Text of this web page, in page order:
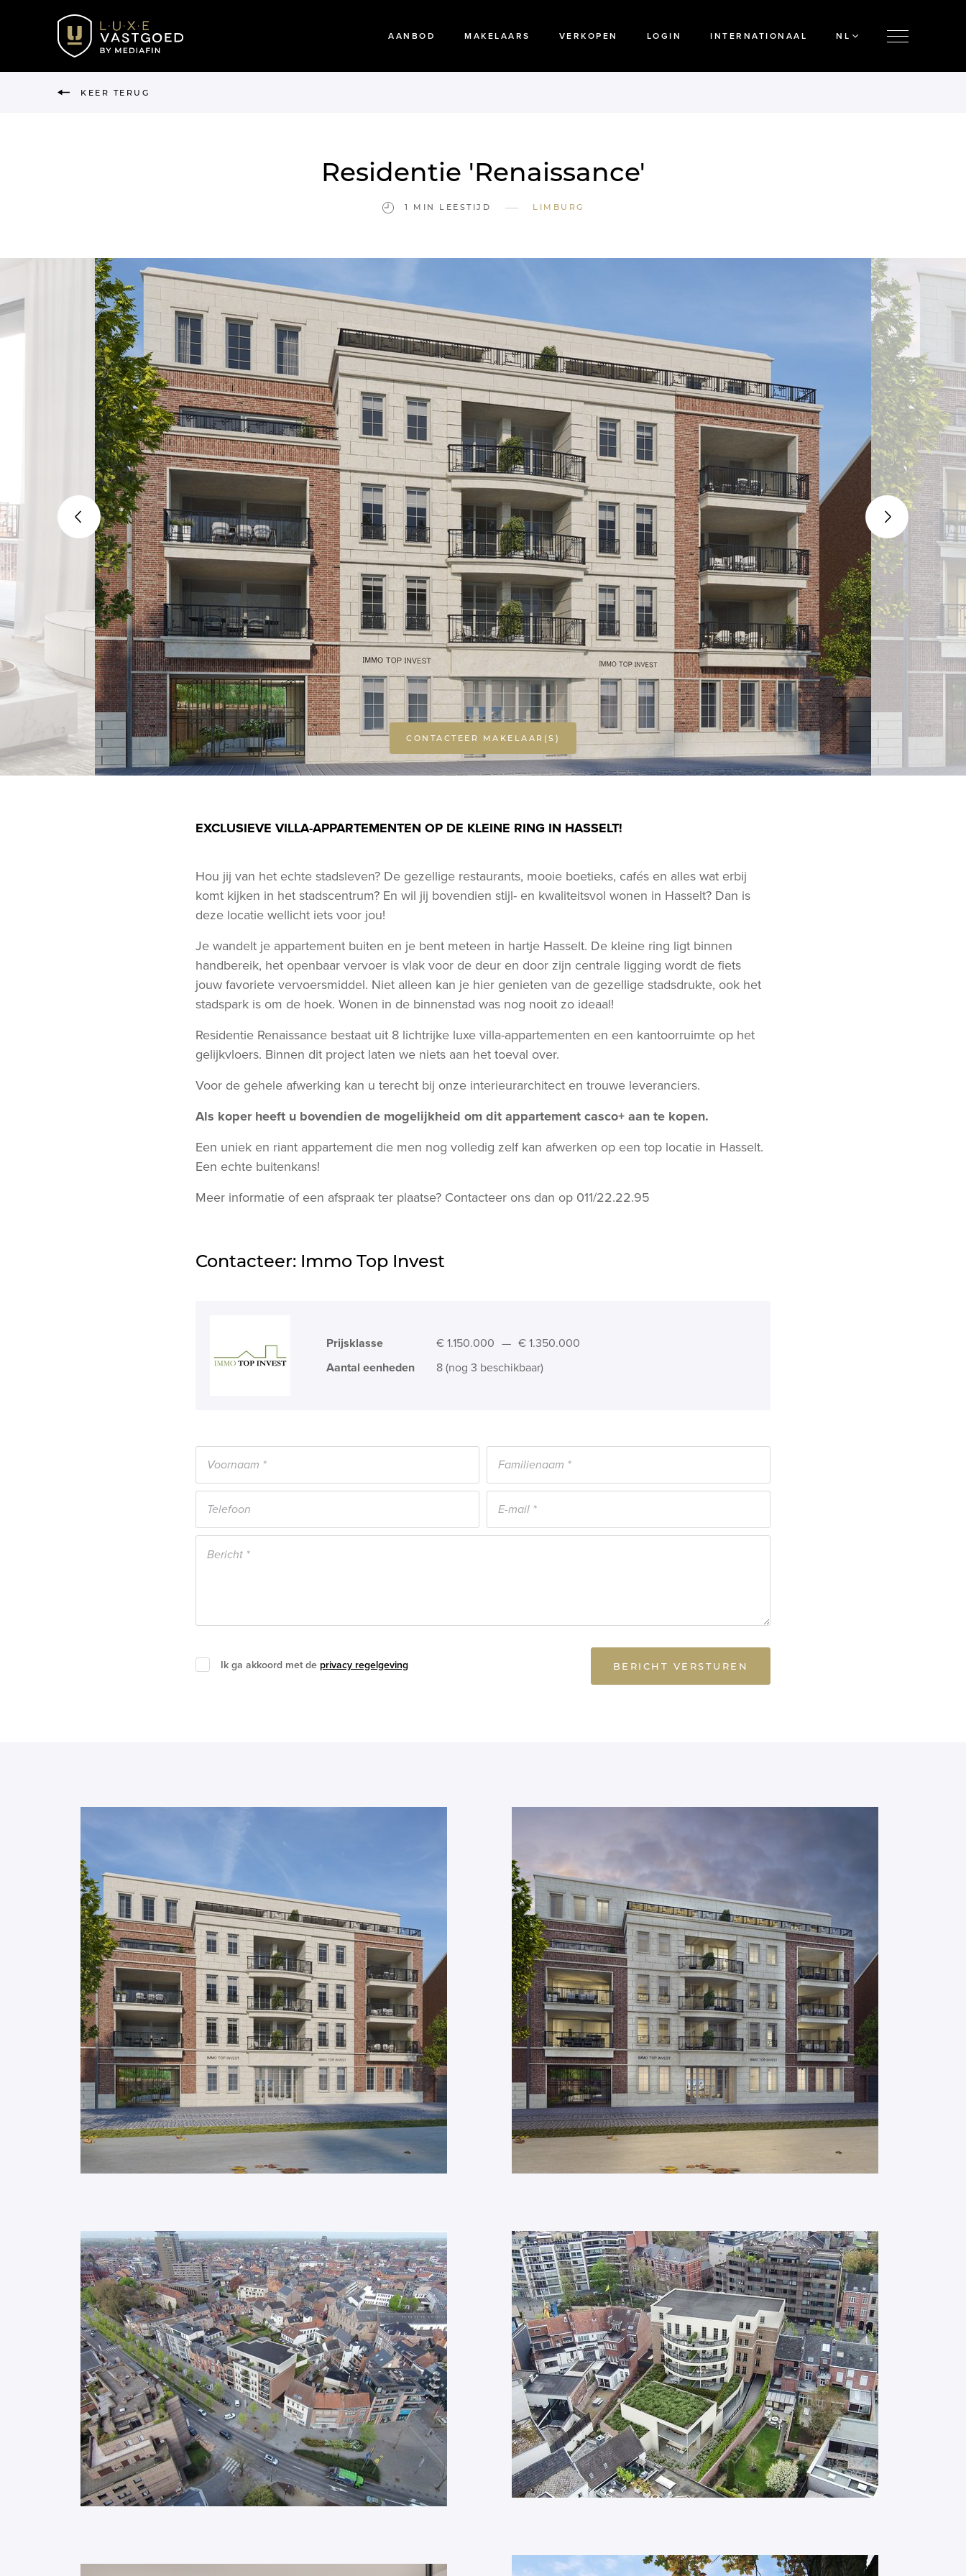
AANBOD MAKELAARS VERKOPEN LOGIN INTERNATIONAAL NL
KEER TERUG
Residentie 'Renaissance'
1 MIN LEESTIJD — LIMBURG
CONTACTEER MAKELAAR(S)
EXCLUSIEVE VILLA-APPARTEMENTEN OP DE KLEINE RING IN HASSELT!
Hou jij van het echte stadsleven? De gezellige restaurants, mooie boetieks, cafés en alles wat erbij
komt kijken in het stadscentrum? En wil jij bovendien stijl- en kwaliteitsvol wonen in Hasselt? Dan is
deze locatie wellicht iets voor jou!
Je wandelt je appartement buiten en je bent meteen in hartje Hasselt. De kleine ring ligt binnen
handbereik, het openbaar vervoer is vlak voor de deur en door zijn centrale ligging wordt de fiets
jouw favoriete vervoersmiddel. Niet alleen kan je hier genieten van de gezellige stadsdrukte, ook het
stadspark is om de hoek. Wonen in de binnenstad was nog nooit zo ideaal!
Residentie Renaissance bestaat uit 8 lichtrijke luxe villa-appartementen en een kantoorruimte op het
gelijkvloers. Binnen dit project laten we niets aan het toeval over.
Voor de gehele afwerking kan u terecht bij onze interieurarchitect en trouwe leveranciers.
Als koper heeft u bovendien de mogelijkheid om dit appartement casco+ aan te kopen.
Een uniek en riant appartement die men nog volledig zelf kan afwerken op een top locatie in Hasselt.
Een echte buitenkans!
Meer informatie of een afspraak ter plaatse? Contacteer ons dan op 011/22.22.95
Contacteer: Immo Top Invest
Prijsklasse € 1.150.000 — € 1.350.000
Aantal eenheden
8 (nog 3 beschikbaar)
Ik ga akkoord met de privacy regelgeving BERICHT VERSTUREN